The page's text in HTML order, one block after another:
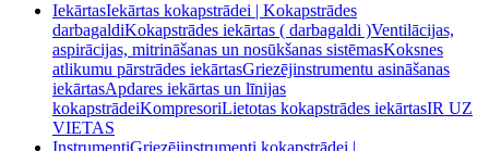
IekārtasIekārtas kokapstrādei | Kokapstrādes
darbagaldiKokapstrādes iekārtas ( darbagaldi )Ventilācijas,
aspirācijas, mitrināšanas un nosūkšanas sistēmasKoksnes
atlikumu pārstrādes iekārtasGriezējinstrumentu asināšanas
iekārtasApdares iekārtas un līnijas
kokapstrādeiKompresoriLietotas kokapstrādes iekārtasIR UZ
VIETAS